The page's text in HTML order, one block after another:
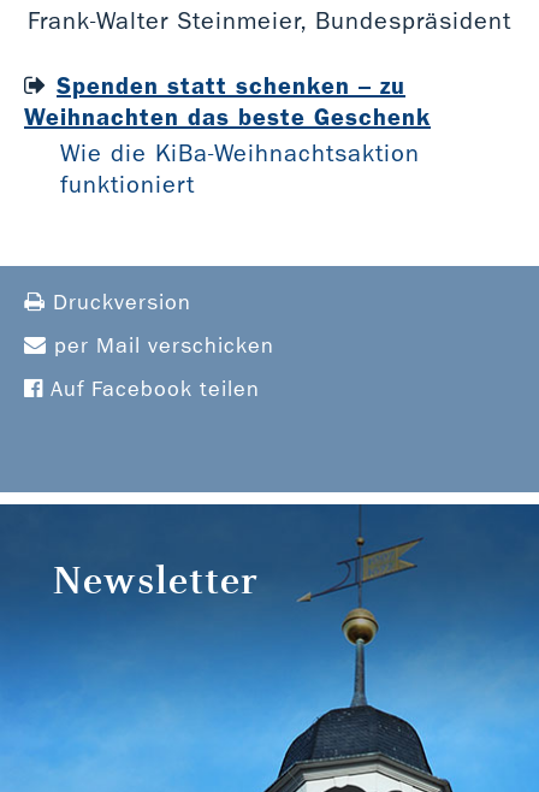
Frank-Walter Steinmeier, Bundespräsident
Spenden statt schenken – zu
Weihnachten das beste Geschenk
Wie die KiBa-Weihnachtsaktion
funktioniert
Druckversion
per Mail verschicken
Auf Facebook teilen
Newsletter